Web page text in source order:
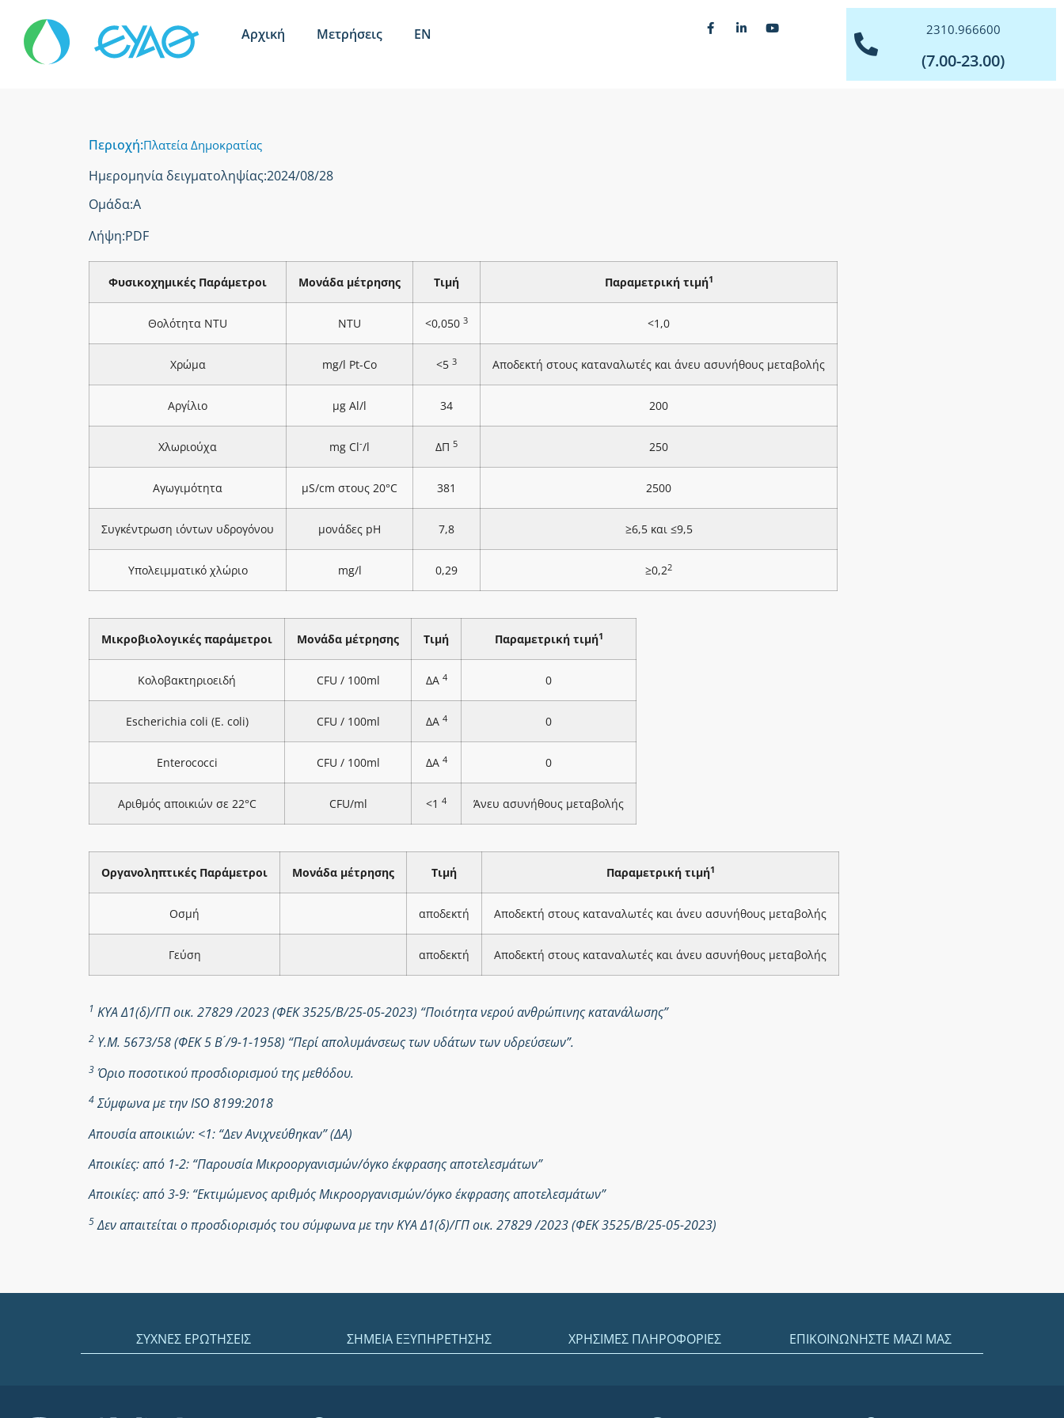
Αρχική Μετρήσεις EN 2310.966600
(7.00-23.00)
Περιοχή:Πλατεία Δημοκρατίας
Ημερομηνία δειγματοληψίας:2024/08/28
Ομάδα:Α
Λήψη:PDF
Φυσικοχημικές Παράμετροι Μονάδα μέτρησης Τιμή Παραμετρική τιμή1
Θολότητα NTU NTU <0,050 3 <1,0
Χρώμα mg/l Pt-Co <5 3 Αποδεκτή στους καταναλωτές και άνευ ασυνήθους μεταβολής
Αργίλιο μg Al/l 34 200
Χλωριούχα mg Cl-/l ΔΠ 5 250
Αγωγιμότητα μS/cm στους 20°C 381 2500
Συγκέντρωση ιόντων υδρογόνου μονάδες pH 7,8 ≥6,5 και ≤9,5
Υπολειμματικό χλώριο mg/l 0,29 ≥0,22
Μικροβιολογικές παράμετροι Μονάδα μέτρησης Τιμή Παραμετρική τιμή1
Κολοβακτηριοειδή CFU / 100ml ΔΑ 4 0
Escherichia coli (E. coli) CFU / 100ml ΔΑ 4 0
Enterococci CFU / 100ml ΔΑ 4 0
Αριθμός αποικιών σε 22°C CFU/ml <1 4 Άνευ ασυνήθους μεταβολής
Οργανοληπτικές Παράμετροι Μονάδα μέτρησης Τιμή Παραμετρική τιμή1
Οσμή αποδεκτή Αποδεκτή στους καταναλωτές και άνευ ασυνήθους μεταβολής
Γεύση αποδεκτή Αποδεκτή στους καταναλωτές και άνευ ασυνήθους μεταβολής
1 ΚΥΑ Δ1(δ)/ΓΠ οικ. 27829 /2023 (ΦΕΚ 3525/Β/25-05-2023) “Ποιότητα νερού ανθρώπινης κατανάλωσης”
2 Υ.Μ. 5673/58 (ΦΕΚ 5 Β ́/9-1-1958) “Περί απολυμάνσεως των υδάτων των υδρεύσεων”.
3 Όριο ποσοτικού προσδιορισμού της μεθόδου.
4Σύμφωνα με την ISO 8199:2018
Απουσία αποικιών: <1: “Δεν Ανιχνεύθηκαν” (ΔΑ)
Αποικίες: από 1-2: “Παρουσία Μικροοργανισμών/όγκο έκφρασης αποτελεσμάτων”
Αποικίες: από 3-9: “Εκτιμώμενος αριθμός Μικροοργανισμών/όγκο έκφρασης αποτελεσμάτων”
5Δεν απαιτείται ο προσδιορισμός του σύμφωνα με την ΚΥΑ Δ1(δ)/ΓΠ οικ. 27829 /2023 (ΦΕΚ 3525/Β/25-05-2023)
ΣΥΧΝΕΣ ΕΡΩΤΗΣΕΙΣ ΣΗΜΕΙΑ ΕΞΥΠΗΡΕΤΗΣΗΣ ΧΡΗΣΙΜΕΣ ΠΛΗΡΟΦΟΡΙΕΣ ΕΠΙΚΟΙΝΩΝΗΣΤΕ ΜΑΖΙ ΜΑΣ